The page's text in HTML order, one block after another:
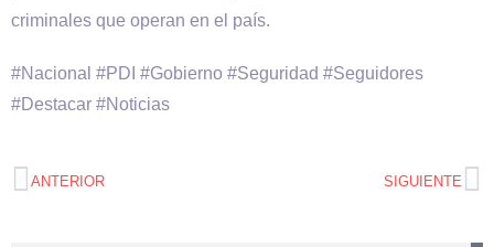
criminales que operan en el país.
#Nacional #PDI #Gobierno #Seguridad #Seguidores
#Destacar #Noticias
ANTERIOR SIGUIENTE